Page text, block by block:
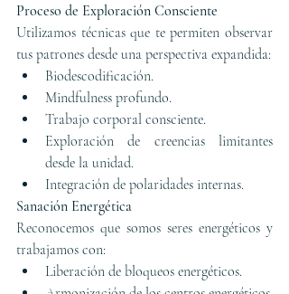
Proceso de Exploración Consciente
Utilizamos técnicas que te permiten observar
tus patrones desde una perspectiva expandida:
Biodescodificación.
Mindfulness profundo.
Trabajo corporal consciente.
Exploración de creencias limitantes
desde la unidad.
Integración de polaridades internas.
Sanación Energética
Reconocemos que somos seres energéticos y
trabajamos con:
Liberación de bloqueos energéticos.